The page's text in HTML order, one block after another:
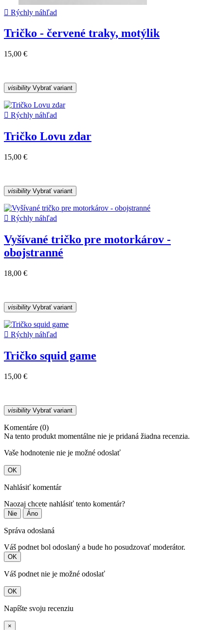
 Rýchly náhľad
Tričko - červené traky, motýlik
15,00 €
visibility Vybrať variant
 Rýchly náhľad
Tričko Lovu zdar
15,00 €
visibility Vybrať variant
 Rýchly náhľad
Vyšívané tričko pre motorkárov -
obojstranné
18,00 €
visibility Vybrať variant
 Rýchly náhľad
Tričko squid game
15,00 €
visibility Vybrať variant
Komentáre (0)
Na tento produkt momentálne nie je pridaná žiadna recenzia.
Vaše hodnotenie nie je možné odoslať
OK
Nahlásiť komentár
Naozaj chcete nahlásiť tento komentár?
Nie Áno
Správa odoslaná
Váš podnet bol odoslaný a bude ho posudzovať moderátor.
OK
Váš podnet nie je možné odoslať
OK
Napíšte svoju recenziu
×